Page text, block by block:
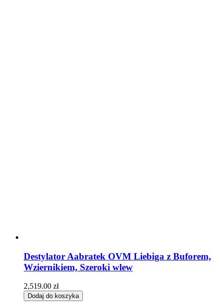
Destylator Aabratek OVM Liebiga z Buforem,
Wziernikiem, Szeroki wlew
2,519.00 zł
Dodaj do koszyka